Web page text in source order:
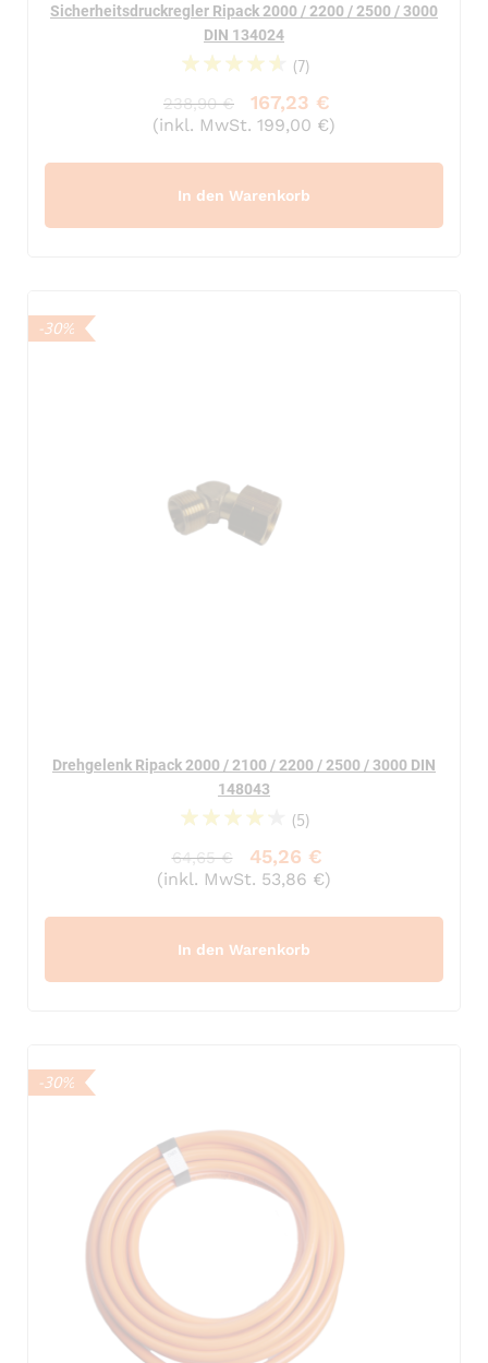
Sicherheitsdruckregler Ripack 2000 / 2200 / 2500 / 3000
DIN 134024
96%
(7)
238,90 € 167,23 €
(inkl. MwSt. 199,00 €)
In den Warenkorb
-30%
Drehgelenk Ripack 2000 / 2100 / 2200 / 2500 / 3000 DIN
148043
88%
(5)
64,65 € 45,26 €
(inkl. MwSt. 53,86 €)
In den Warenkorb
-30%